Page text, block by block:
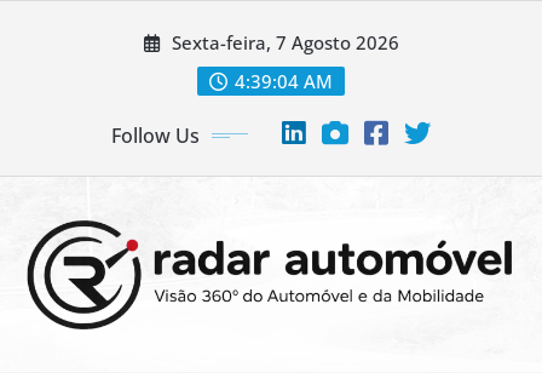
Sexta-feira, 7 Agosto 2026
4:39:05 AM
Follow Us